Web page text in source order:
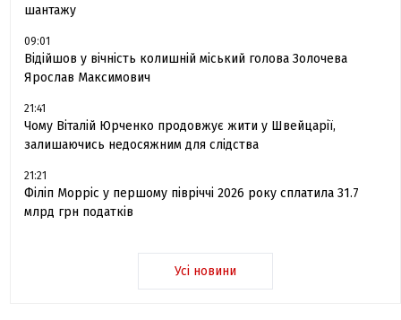
шантажу
09:01
Відійшов у вічність колишній міський голова Золочева
Ярослав Максимович
21:41
Чому Віталій Юрченко продовжує жити у Швейцарії,
залишаючись недосяжним для слідства
21:21
Філіп Морріс у першому півріччі 2026 року сплатила 31.7
млрд грн податків
Усі новини